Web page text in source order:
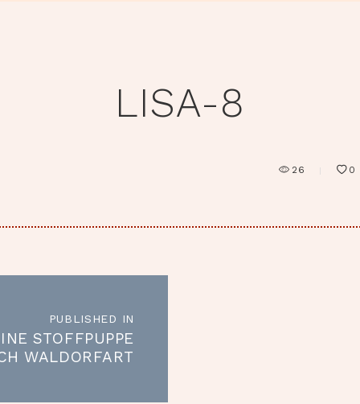
LISA-8
26 0
PUBLISHED IN
STOFFPUPPE
WALDORFART